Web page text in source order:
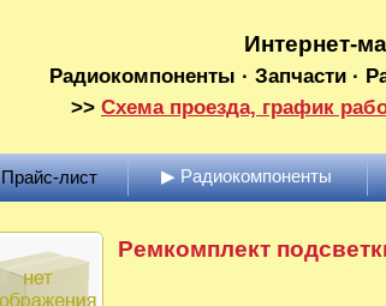
Интернет-
Радиокомпоненты · Запчасти ·
>> Схема проезда, график
Прайс-лист ▶ Радиокомпоненты
Ремкомплект